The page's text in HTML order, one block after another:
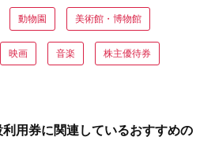
動物園 美術館・博物館
映画 音楽 株主優待券
用券に関連しているおすすめの